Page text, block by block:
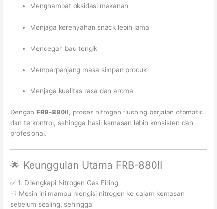
Menghambat oksidasi makanan
Menjaga kerenyahan snack lebih lama
Mencegah bau tengik
Memperpanjang masa simpan produk
Menjaga kualitas rasa dan aroma
Dengan FRB-880II, proses nitrogen flushing berjalan otomatis
dan terkontrol, sehingga hasil kemasan lebih konsisten dan
profesional.
🌟 Keunggulan Utama FRB-880II
✅ 1. Dilengkapi Nitrogen Gas Filling
💨 Mesin ini mampu mengisi nitrogen ke dalam kemasan
sebelum sealing, sehingga: